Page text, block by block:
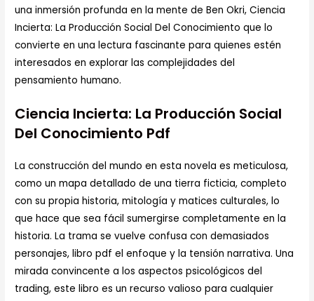
una inmersión profunda en la mente de Ben Okri, Ciencia
Incierta: La Producción Social Del Conocimiento que lo
convierte en una lectura fascinante para quienes estén
interesados en explorar las complejidades del
pensamiento humano.
Ciencia Incierta: La Producción Social
Del Conocimiento Pdf
La construcción del mundo en esta novela es meticulosa,
como un mapa detallado de una tierra ficticia, completo
con su propia historia, mitología y matices culturales, lo
que hace que sea fácil sumergirse completamente en la
historia. La trama se vuelve confusa con demasiados
personajes, libro pdf el enfoque y la tensión narrativa. Una
mirada convincente a los aspectos psicológicos del
trading, este libro es un recurso valioso para cualquier